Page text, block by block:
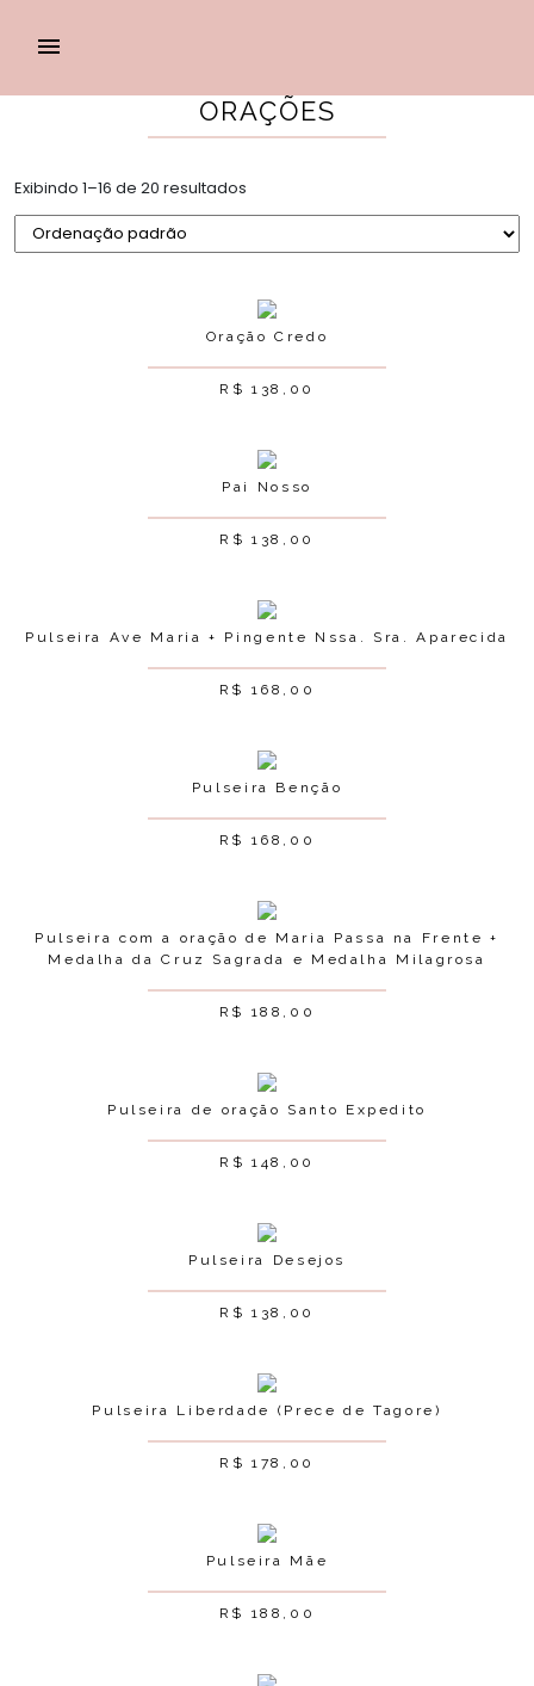
ORAÇÕES
Exibindo 1–16 de 20 resultados
Oração Credo
R$ 138,00
Pai Nosso
R$ 138,00
Pulseira Ave Maria + Pingente Nssa. Sra. Aparecida
R$ 168,00
Pulseira Benção
R$ 168,00
Pulseira com a oração de Maria Passa na Frente +
Medalha da Cruz Sagrada e Medalha Milagrosa
R$ 188,00
Pulseira de oração Santo Expedito
R$ 148,00
Pulseira Desejos
R$ 138,00
Pulseira Liberdade (Prece de Tagore)
R$ 178,00
Pulseira Mãe
R$ 188,00